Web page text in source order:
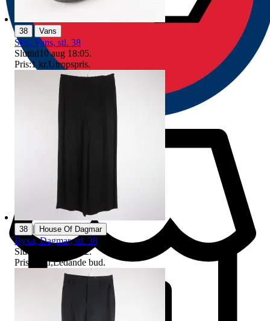
38 | Vans
Sko, Vans, stl. 38
Sluttid10 aug 18:05.
Pris:1 kr,Utropspris.
38 | House Of Dagmar
Byxa, Dagmar, stl. 38
Sluttid
10 aug 19:22.
Pris:
25 kr,Ledande bud.